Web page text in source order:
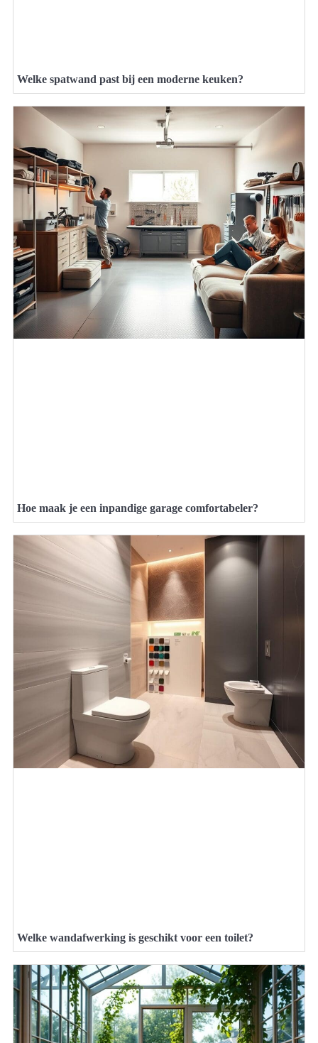
Welke spatwand past bij een moderne keuken?
Hoe maak je een inpandige garage comfortabeler?
Welke wandafwerking is geschikt voor een toilet?